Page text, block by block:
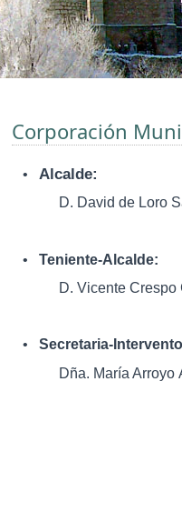
Corporación
• Alcalde:
D. David de Loro
• Teniente-Alcalde:
D. Vicente Crespo
• Secretaria-
Dña. María Arroyo